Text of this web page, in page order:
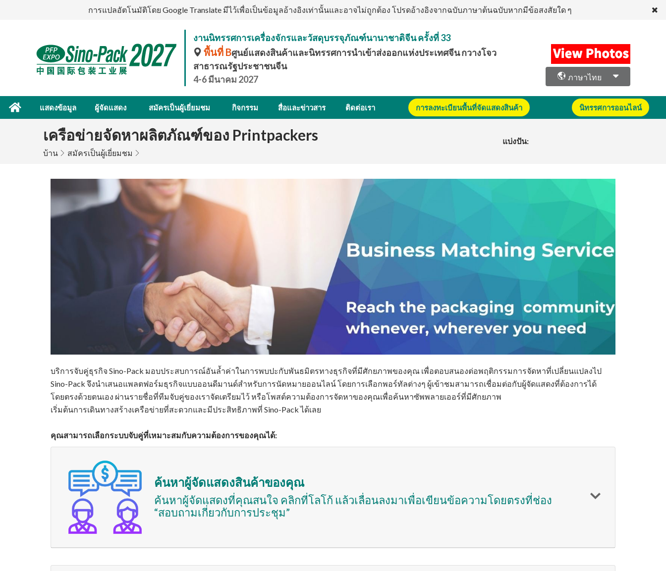
การแปลอัตโนมัติโดย Google Translate มีไว้เพื่อเป็นข้อมูลอ้างอิงเท่านั้นและอาจไม่ถูกต้อง โปรดอ้างอิงจากฉบับภาษาต้นฉบับหากมีข้อสงสัยใด ๆ
งานนิทรรศการเครื่องจักรและวัสดุบรรจุภัณฑ์นานาชาติจีน ครั้งที่ 33
พื้นที่ Bศูนย์แสดงสินค้าและนิทรรศการนำเข้าส่งออกแห่งประเทศจีน กวางโจว
สาธารณรัฐประชาชนจีน
4-6 มีนาคม 2027
ภาษาไทย
แสดงข้อมูล ผู้จัดแสดง สมัครเป็นผู้เยี่ยมชม กิจกรรม สื่อและข่าวสาร ติดต่อเรา การลงทะเบียนพื้นที่จัดแสดงสินค้า นิทรรศการออนไลน์
เครือข่ายจัดหาผลิตภัณฑ์ของ Printpackers
บ้าน สมัครเป็นผู้เยี่ยมชม
แบ่งปัน:
บริการจับคู่ธุรกิจ Sino-Pack มอบประสบการณ์อันล้ำค่าในการพบปะกับพันธมิตรทางธุรกิจที่มีศักยภาพของคุณ เพื่อตอบสนองต่อพฤติกรรมการจัดหาที่เปลี่ยนแปลงไป
Sino-Pack จึงนำเสนอแพลตฟอร์มธุรกิจแบบออนดีมานด์สำหรับการนัดหมายออนไลน์ โดยการเลือกพอร์ทัลต่างๆ ผู้เข้าชมสามารถเชื่อมต่อกับผู้จัดแสดงที่ต้องการได้
โดยตรงด้วยตนเอง ผ่านรายชื่อที่ทีมจับคู่ของเราจัดเตรียมไว้ หรือโพสต์ความต้องการจัดหาของคุณเพื่อค้นหาซัพพลายเออร์ที่มีศักยภาพ
เริ่มต้นการเดินทางสร้างเครือข่ายที่สะดวกและมีประสิทธิภาพที่ Sino-Pack ได้เลย
คุณสามารถเลือกระบบจับคู่ที่เหมาะสมกับความต้องการของคุณได้:
ค้นหาผู้จัดแสดงสินค้าของคุณ
ค้นหาผู้จัดแสดงที่คุณสนใจ คลิกที่โลโก้ แล้วเลื่อนลงมาเพื่อเขียนข้อความโดยตรงที่ช่อง
“สอบถามเกี่ยวกับการประชุม”